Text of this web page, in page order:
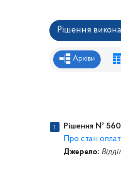
Рішення
Рішення
Архіви
Рішення № 560
Про стан
Джерело: